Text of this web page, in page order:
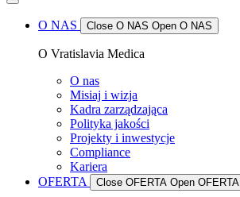
O NAS Close O NAS Open O NAS
O Vratislavia Medica
O nas
Misiaj i wizja
Kadra zarządzająca
Polityka jakości
Projekty i inwestycje
Compliance
Kariera
OFERTA
Close OFERTA Open OFERTA